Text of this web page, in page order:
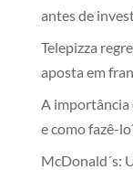
antes de
Telepizza
aposta em
A importância
e como fazê-
McDonald´s: